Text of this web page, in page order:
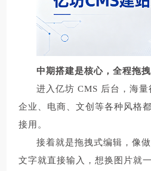
中期搭建是核心，全程拖拽
进入亿坊 CMS 后台，海量
企业、电商、文创等各种风格
接用。
接着就是拖拽式编辑，像
文字就直接输入，想换图片就